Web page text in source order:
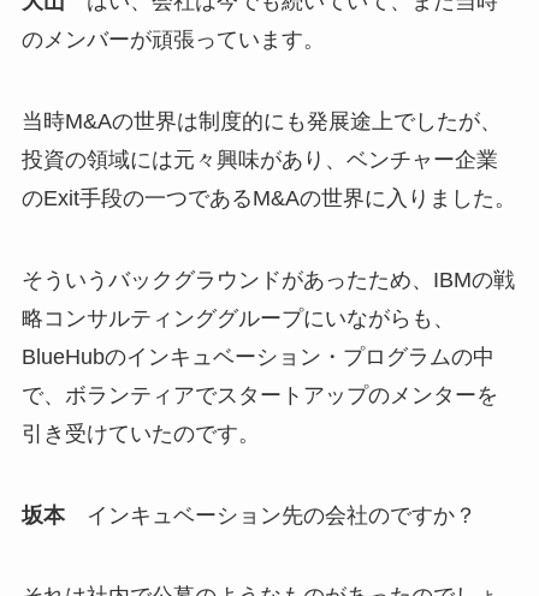
のメンバーが頑張っています。
当時M&Aの世界は制度的にも発展途上でしたが、
投資の領域には元々興味があり、ベンチャー企業
のExit手段の一つであるM&Aの世界に入りました。
そういうバックグラウンドがあったため、IBMの戦
略コンサルティンググループにいながらも、
BlueHubのインキュベーション・プログラムの中
で、ボランティアでスタートアップのメンターを
引き受けていたのです。
坂本インキュベーション先の会社のですか？